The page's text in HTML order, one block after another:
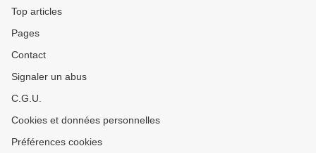
Top articles
Pages
Contact
Signaler un abus
C.G.U.
Cookies et données personnelles
Préférences cookies